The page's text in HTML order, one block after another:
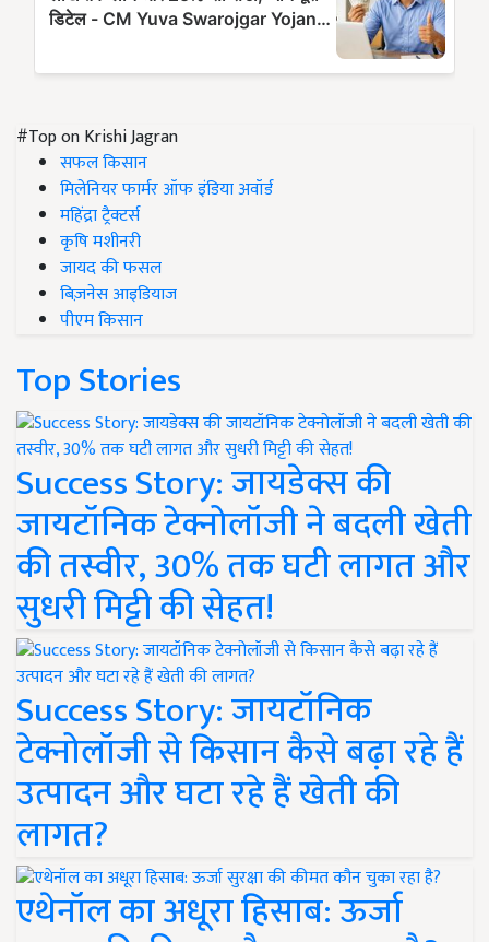
#Top on Krishi Jagran
सफल किसान
मिलेनियर फार्मर ऑफ इंडिया अवॉर्ड
महिंद्रा ट्रैक्टर्स
कृषि मशीनरी
जायद की फसल
बिज़नेस आइडियाज
पीएम किसान
Top Stories
Success Story: जायडेक्स की
जायटॉनिक टेक्नोलॉजी ने बदली खेती
की तस्वीर, 30% तक घटी लागत और
सुधरी मिट्टी की सेहत!
Success Story: जायटॉनिक
टेक्नोलॉजी से किसान कैसे बढ़ा रहे हैं
उत्पादन और घटा रहे हैं खेती की
लागत?
एथेनॉल का अधूरा हिसाब: ऊर्जा